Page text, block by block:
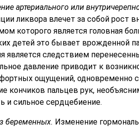
артериального или
ликвора влечет за собой рост
которого является головная
детей это бывает врожденной
является следствием
давление приводит к
ощущений, одновременно
кончиков пальцев рук,
и сильное сердцебиение.
беременных. Изменение